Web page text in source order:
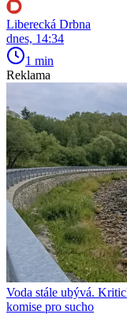
Liberecká Drbna
dnes, 14:34
1 min
Reklama
Voda stále ubývá.
komise pro sucho